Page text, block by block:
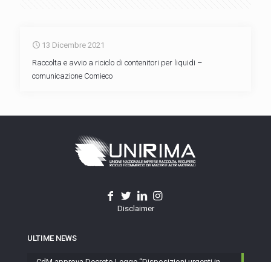
13 Dicembre 2021
Raccolta e avvio a riciclo di contenitori per liquidi –
comunicazione Comieco
Disclaimer
ULTIME NEWS